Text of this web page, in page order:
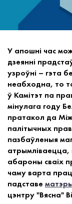
У апошні час
дзеянні
узроўні – гэта
неабходна, то
ў Камітэт па
мінулага году
пратакол да
палітычных
пазбаўленыя
атрымліваецца,
абароны сваіх
чаму варта
падставе
цэнтру "Вясна"